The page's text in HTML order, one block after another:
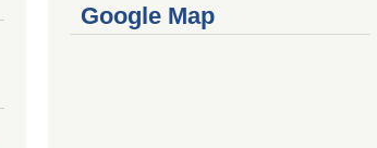
Google Map